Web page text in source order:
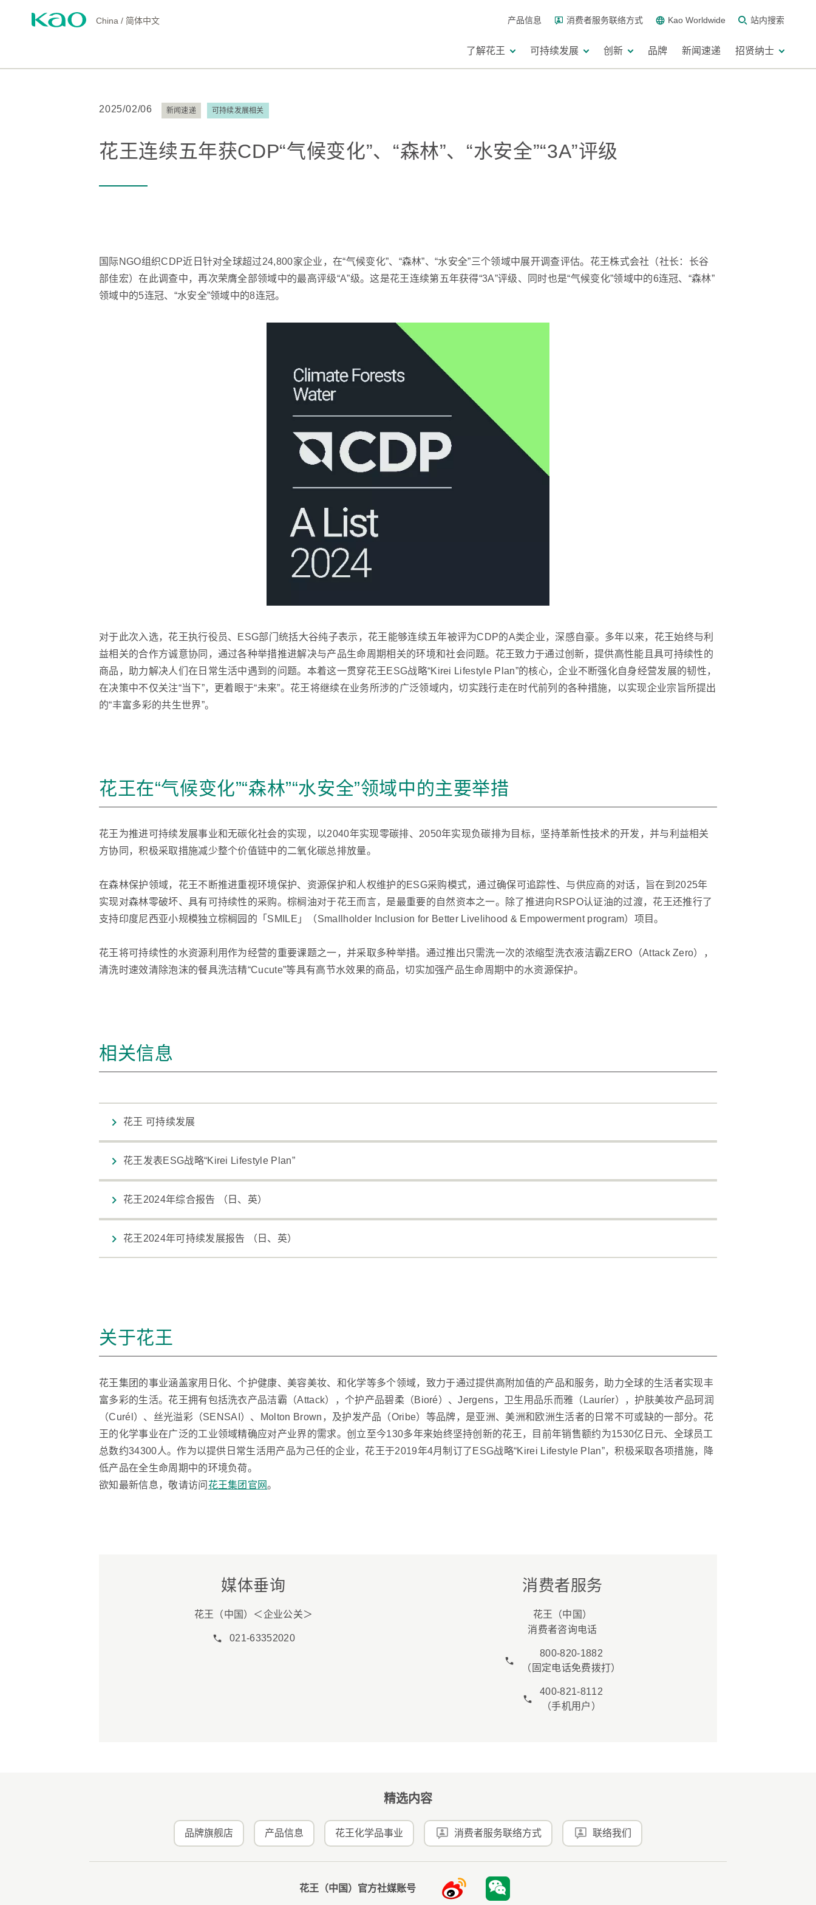
China / 简体中文 产品信息 消费者服务联络方式 Kao Worldwide 站内搜索
了解花王 可持续发展 创新 品牌 新闻速递 招贤纳士
2025/02/06 新闻速递 可持续发展相关
花王连续五年获CDP“气候变化”、“森林”、“水安全”“3A”评级
国际NGO组织CDP近日针对全球超过24,800家企业，在“气候变化”、“森林”、“水安全”三个领域中展开调查评估。花王株式会社（社长：长谷
部佳宏）在此调查中，再次荣膺全部领域中的最高评级“A”级。这是花王连续第五年获得“3A”评级、同时也是“气候变化”领域中的6连冠、“森林”
领域中的5连冠、“水安全”领域中的8连冠。
对于此次入选，花王执行役员、ESG部门统括大谷纯子表示，花王能够连续五年被评为CDP的A类企业，深感自豪。多年以来，花王始终与利
益相关的合作方诚意协同，通过各种举措推进解决与产品生命周期相关的环境和社会问题。花王致力于通过创新，提供高性能且具可持续性的
商品，助力解决人们在日常生活中遇到的问题。本着这一贯穿花王ESG战略“Kirei Lifestyle Plan”的核心，企业不断强化自身经营发展的韧性，
在决策中不仅关注“当下”，更着眼于“未来”。花王将继续在业务所涉的广泛领域内，切实践行走在时代前列的各种措施，以实现企业宗旨所提出
的“丰富多彩的共生世界”。
花王在“气候变化”“森林”“水安全”领域中的主要举措
花王为推进可持续发展事业和无碳化社会的实现，以2040年实现零碳排、2050年实现负碳排为目标，坚持革新性技术的开发，并与利益相关
方协同，积极采取措施减少整个价值链中的二氧化碳总排放量。
在森林保护领域，花王不断推进重视环境保护、资源保护和人权维护的ESG采购模式，通过确保可追踪性、与供应商的对话，旨在到2025年
实现对森林零破坏、具有可持续性的采购。棕榈油对于花王而言，是最重要的自然资本之一。除了推进向RSPO认证油的过渡，花王还推行了
支持印度尼西亚小规模独立棕榈园的「SMILE」（Smallholder Inclusion for Better Livelihood & Empowerment program）项目。
花王将可持续性的水资源利用作为经营的重要课题之一，并采取多种举措。通过推出只需洗一次的浓缩型洗衣液洁霸ZERO（Attack Zero），
清洗时速效清除泡沫的餐具洗洁精“Cucute”等具有高节水效果的商品，切实加强产品生命周期中的水资源保护。
相关信息
花王 可持续发展
花王发表ESG战略“Kirei Lifestyle Plan”
花王2024年综合报告 （日、英）
花王2024年可持续发展报告 （日、英）
关于花王
花王集团的事业涵盖家用日化、个护健康、美容美妆、和化学等多个领域，致力于通过提供高附加值的产品和服务，助力全球的生活者实现丰
富多彩的生活。花王拥有包括洗衣产品洁霸（Attack），个护产品碧柔（Bioré）、Jergens，卫生用品乐而雅（Lauríer），护肤美妆产品珂润
（Curél）、丝光溢彩（SENSAI）、Molton Brown，及护发产品（Oribe）等品牌，是亚洲、美洲和欧洲生活者的日常不可或缺的一部分。花
王的化学事业在广泛的工业领域精确应对产业界的需求。创立至今130多年来始终坚持创新的花王，目前年销售额约为1530亿日元、全球员工
总数约34300人。作为以提供日常生活用产品为己任的企业，花王于2019年4月制订了ESG战略“Kirei Lifestyle Plan”，积极采取各项措施，降
低产品在全生命周期中的环境负荷。
欲知最新信息，敬请访问 花王集团官网。
媒体垂询
花王（中国）＜企业公关＞
021-63352020
消费者服务
花王（中国）
消费者咨询电话
800-820-1882
（固定电话免费拨打）
400-821-8112
（手机用户）
精选内容
品牌旗舰店 产品信息 花王化学品事业 消费者服务联络方式 联络我们
花王（中国）官方社媒账号